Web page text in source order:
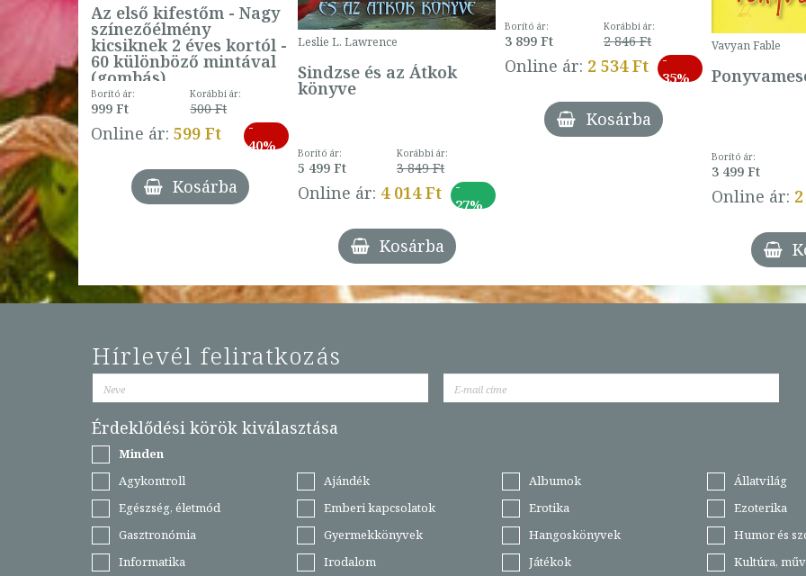
ár:
Ft
Ft
-
27%
Az első kifestőm - Nagy
színezőélmény
kicsiknek 2 éves kortól -
60 különböző mintával
(gombás)
Borító ár:
999 Ft
Korábbi ár:
500 Ft
Online ár: 599 Ft
-
40%
Kosárba
Leslie L. Lawrence
Sindzse és az Átkok
könyve
Borító ár:
5 499 Ft
Korábbi ár:
3 849 Ft
Online ár: 4 014 Ft
-
27%
Kosárba
Borító ár:
3 899 Ft
Korábbi ár:
2 846 Ft
Online ár: 2 534 Ft
-
35%
Kosárba
Vavyan Fable
Borító ár:
3 499 Ft
Online ár:
Hírlevél feliratkozás
Érdeklődési körök kiválasztása
Minden
Agykontroll
Ajándék Albumok Állatvilág
Egészség, életmód
Emberi kapcsolatok Erotika Ezoterika
Gasztronómia
Gyermekkönyvek Hangoskönyvek Humor és
Informatika
Irodalom Játékok Kultúra,